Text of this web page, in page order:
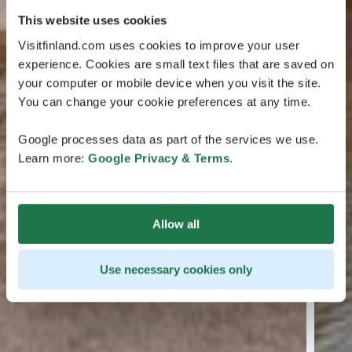
This website uses cookies
Visitfinland.com uses cookies to improve your user
experience. Cookies are small text files that are saved on
your computer or mobile device when you visit the site.
You can change your cookie preferences at any time.
Google processes data as part of the services we use.
Learn more: Google Privacy & Terms.
Allow all
Use necessary cookies only